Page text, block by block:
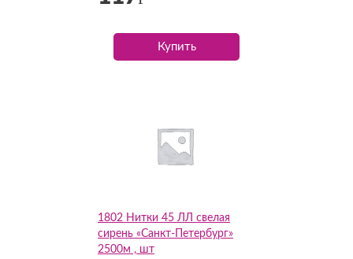
Купить
1802 Нитки 45 ЛЛ свелая
сирень «Санкт-Петербург»
2500м , шт